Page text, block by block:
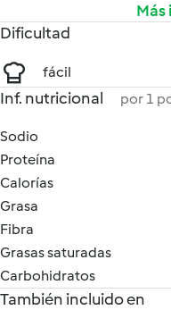
Dificultad
fácil
Inf. nutricional por 1
Sodio
Proteína
Calorías
Grasa
Fibra
Grasas saturadas
Carbohidratos
También incluido en